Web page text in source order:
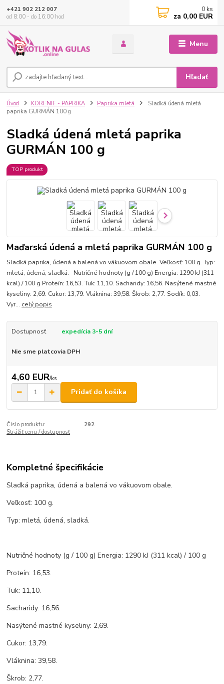
Menu
Hľadať
+421 902 212 007
od 8:00 - do 16:00 hod
0 ks
za 0,00 EUR
Úvod KORENIE - PAPRIKA Paprika mletá
Sladká údená mletá
paprika GURMÁN 100 g
Sladká údená mletá paprika
GURMÁN 100 g
TOP produkt
Maďarská údená a mletá paprika GURMÁN 100 g
Sladká paprika, údená a balená vo vákuovom obale. Veľkosť: 100 g. Typ:
mletá, údená, sladká. Nutričné hodnoty (g / 100 g) Energia: 1290 kJ (311
kcal) / 100 g Proteín: 16,53. Tuk: 11,10. Sacharidy: 16,56. Nasýtené mastné
kyseliny: 2,69. Cukor: 13,79. Vláknina: 39,58. Škrob: 2,77. Sodík: 0,03.
Vyr... celý popis
Dostupnosť expedícia 3-5 dní
Nie sme platcovia DPH
4,60 EUR/ks
Pridať do košíka
Číslo produktu:
292
Strážiť cenu / dostupnosť
Kompletné špecifikácie
Sladká paprika, údená a balená vo vákuovom obale.
Veľkosť: 100 g.
Typ: mletá, údená, sladká.
Nutričné hodnoty (g / 100 g) Energia: 1290 kJ (311 kcal) / 100 g
Proteín: 16,53.
Tuk: 11,10.
Sacharidy: 16,56.
Nasýtené mastné kyseliny: 2,69.
Cukor: 13,79.
Vláknina: 39,58.
Škrob: 2,77.